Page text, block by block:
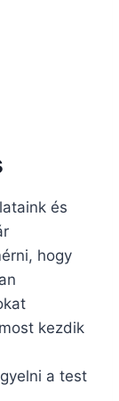
és
hogy
kezdik
a test